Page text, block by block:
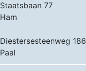
Staatsbaan 77
Ham
Diestersesteenweg 186
Paal